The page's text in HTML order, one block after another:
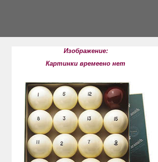
Изображение:
Картинки времеено нет